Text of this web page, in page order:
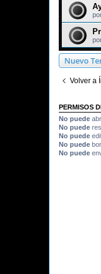
Nuevo
Volver a
PERMISOS
No puede
No puede
No puede
No puede
No puede